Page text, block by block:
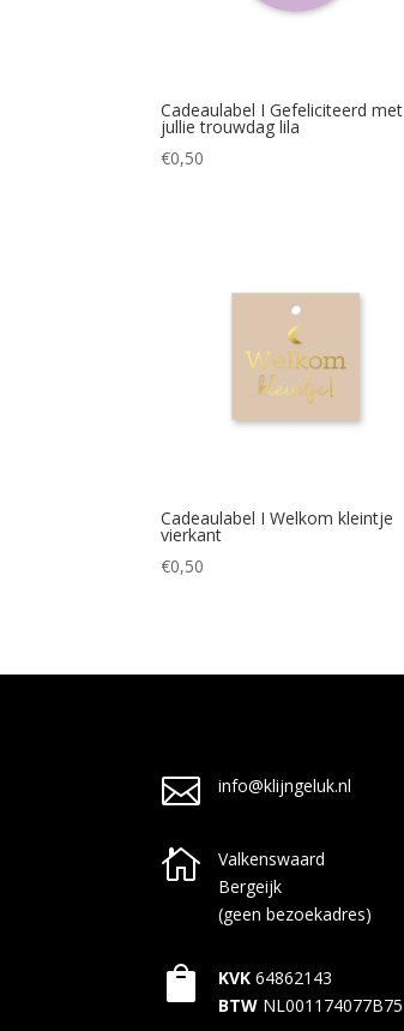
Cadeaulabel I Gefeliciteerd met
jullie trouwdag lila
€0,50
Cadeaulabel I Welkom kleintje
vierkant
€0,50
 info@klijngeluk.nl

Valkenswaard
Bergeijk
(geen bezoekadres)
 KVK 64862143
BTW NL001174077B75